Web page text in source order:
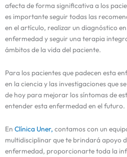
afecta de forma significativa a los
es importante seguir todas las
en el artículo, realizar un diagnóstico
enfermedad y seguir una terapia
ámbitos de la vida del paciente.
Para los pacientes que padecen esta
en la ciencia y las investigaciones que
de hoy para mejorar los síntomas de
entender esta enfermedad en el futuro.
En Clínica Uner, contamos con un
multidisciplinar que te brindará apoyo
enfermedad, proporcionarte toda la